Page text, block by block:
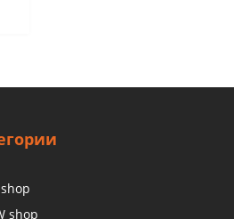
shop
shop